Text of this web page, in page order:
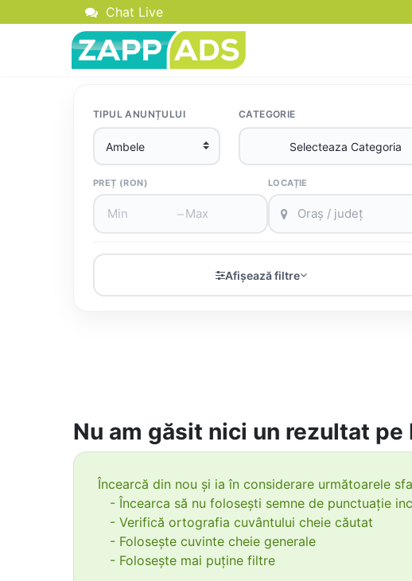
Chat Live
TIPUL ANUNȚULUI CATEGORIE
PREȚ (RON)
–
LOCAȚIE
Afișează filtre
Nu am găsit nici un rezultat
Încearcă din nou și ia în considerare următoarele
- Încearca să nu folosești semne de punctuație
- Verifică ortografia cuvântului cheie căutat
- Folosește cuvinte cheie generale
- Folosește mai puține filtre